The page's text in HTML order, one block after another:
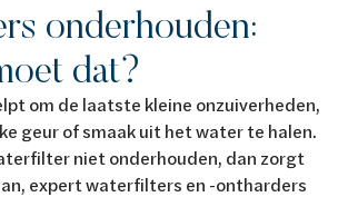
onderhouden:
dat?
om de laatste kleine onzuiverheden,
geur of smaak uit het water te halen.
niet onderhouden, dan zorgt
expert waterfilters en -ontharders